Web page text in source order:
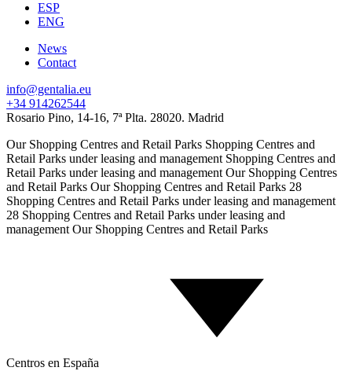
ESP
ENG
News
Contact
info@gentalia.eu
+34 914262544
Rosario Pino, 14-16, 7ª Plta. 28020. Madrid
Our Shopping Centres and Retail Parks Shopping Centres and
Retail Parks under leasing and management Shopping Centres and
Retail Parks under leasing and management Our Shopping Centres
and Retail Parks Our Shopping Centres and Retail Parks 28
Shopping Centres and Retail Parks under leasing and management
28 Shopping Centres and Retail Parks under leasing and
management Our Shopping Centres and Retail Parks
Centros en España